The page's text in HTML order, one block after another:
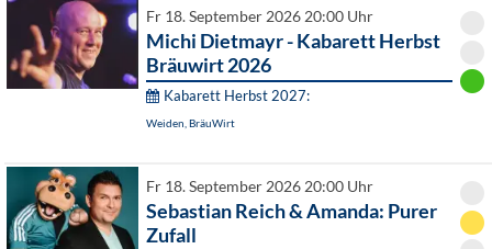
Fr 18. September 2026 20:00 Uhr
Michi Dietmayr - Kabarett Herbst
Bräuwirt 2026
Kabarett Herbst 2027:
Weiden, BräuWirt
Fr 18. September 2026 20:00 Uhr
Sebastian Reich & Amanda: Purer
Zufall